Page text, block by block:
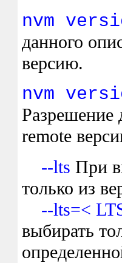
nvm
данного
версию.
nvm
Разрешение
remote
--lts При
только из
--lts=<
выбирать